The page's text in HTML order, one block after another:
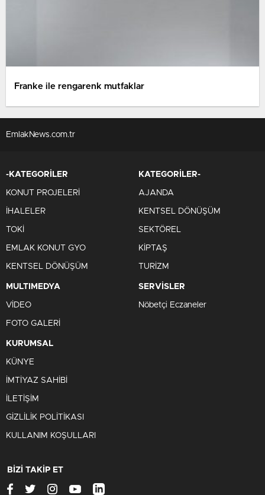
Franke ile rengarenk mutfaklar
EmlakNews.com.tr
-KATEGORİLER
KONUT PROJELERİ
İHALELER
TOKİ
EMLAK KONUT GYO
KENTSEL DÖNÜŞÜM
KATEGORİLER-
AJANDA
KENTSEL DÖNÜŞÜM
SEKTÖREL
KİPTAŞ
TURİZM
MULTIMEDYA
VİDEO
FOTO GALERİ
SERVİSLER
Nöbetçi Eczaneler
KURUMSAL
KÜNYE
İMTİYAZ SAHİBİ
İLETİŞİM
GİZLİLİK POLİTİKASI
KULLANIM KOŞULLARI
BİZİ TAKİP ET